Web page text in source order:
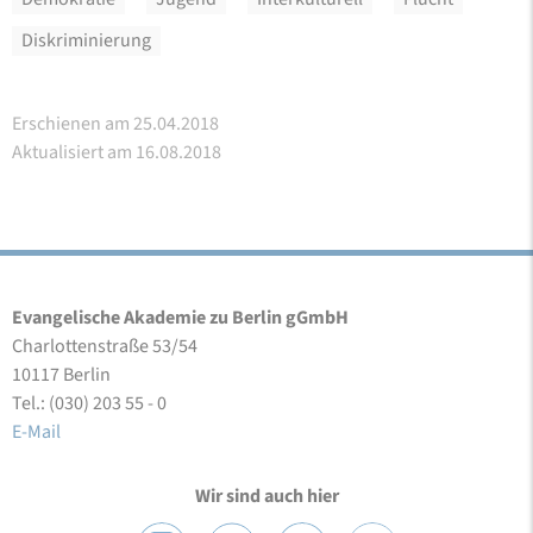
Diskriminierung
Erschienen am 25.04.2018
Aktualisiert am 16.08.2018
Evangelische Akademie zu Berlin gGmbH
Charlottenstraße 53/54
10117 Berlin
Tel.: (030) 203 55 - 0
E-Mail
Wir sind auch hier